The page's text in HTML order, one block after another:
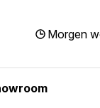
Morgen